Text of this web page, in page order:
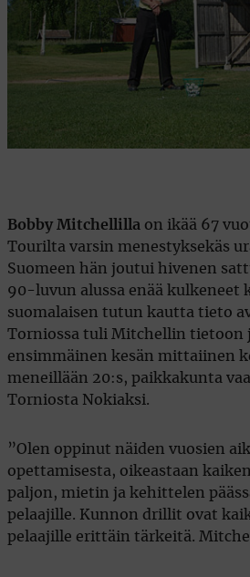
Bobby Mitchellilla on ikää 67
Tourilta varsin menestyksekäs
Suomeen hän joutui hivenen
90-luvun alussa enää kulkeneet
suomalaisen tutun kautta tieto
Torniossa tuli Mitchellin tietoon
ensimmäinen kesän mittaiinen
meneillään 20:s, paikkakunta
Torniosta Nokiaksi.
”Olen oppinut näiden vuosien
opettamisesta, oikeastaan
paljon, mietin ja kehittelen
pelaajille. Kunnon drillit ovat
pelaajille erittäin tärkeitä.